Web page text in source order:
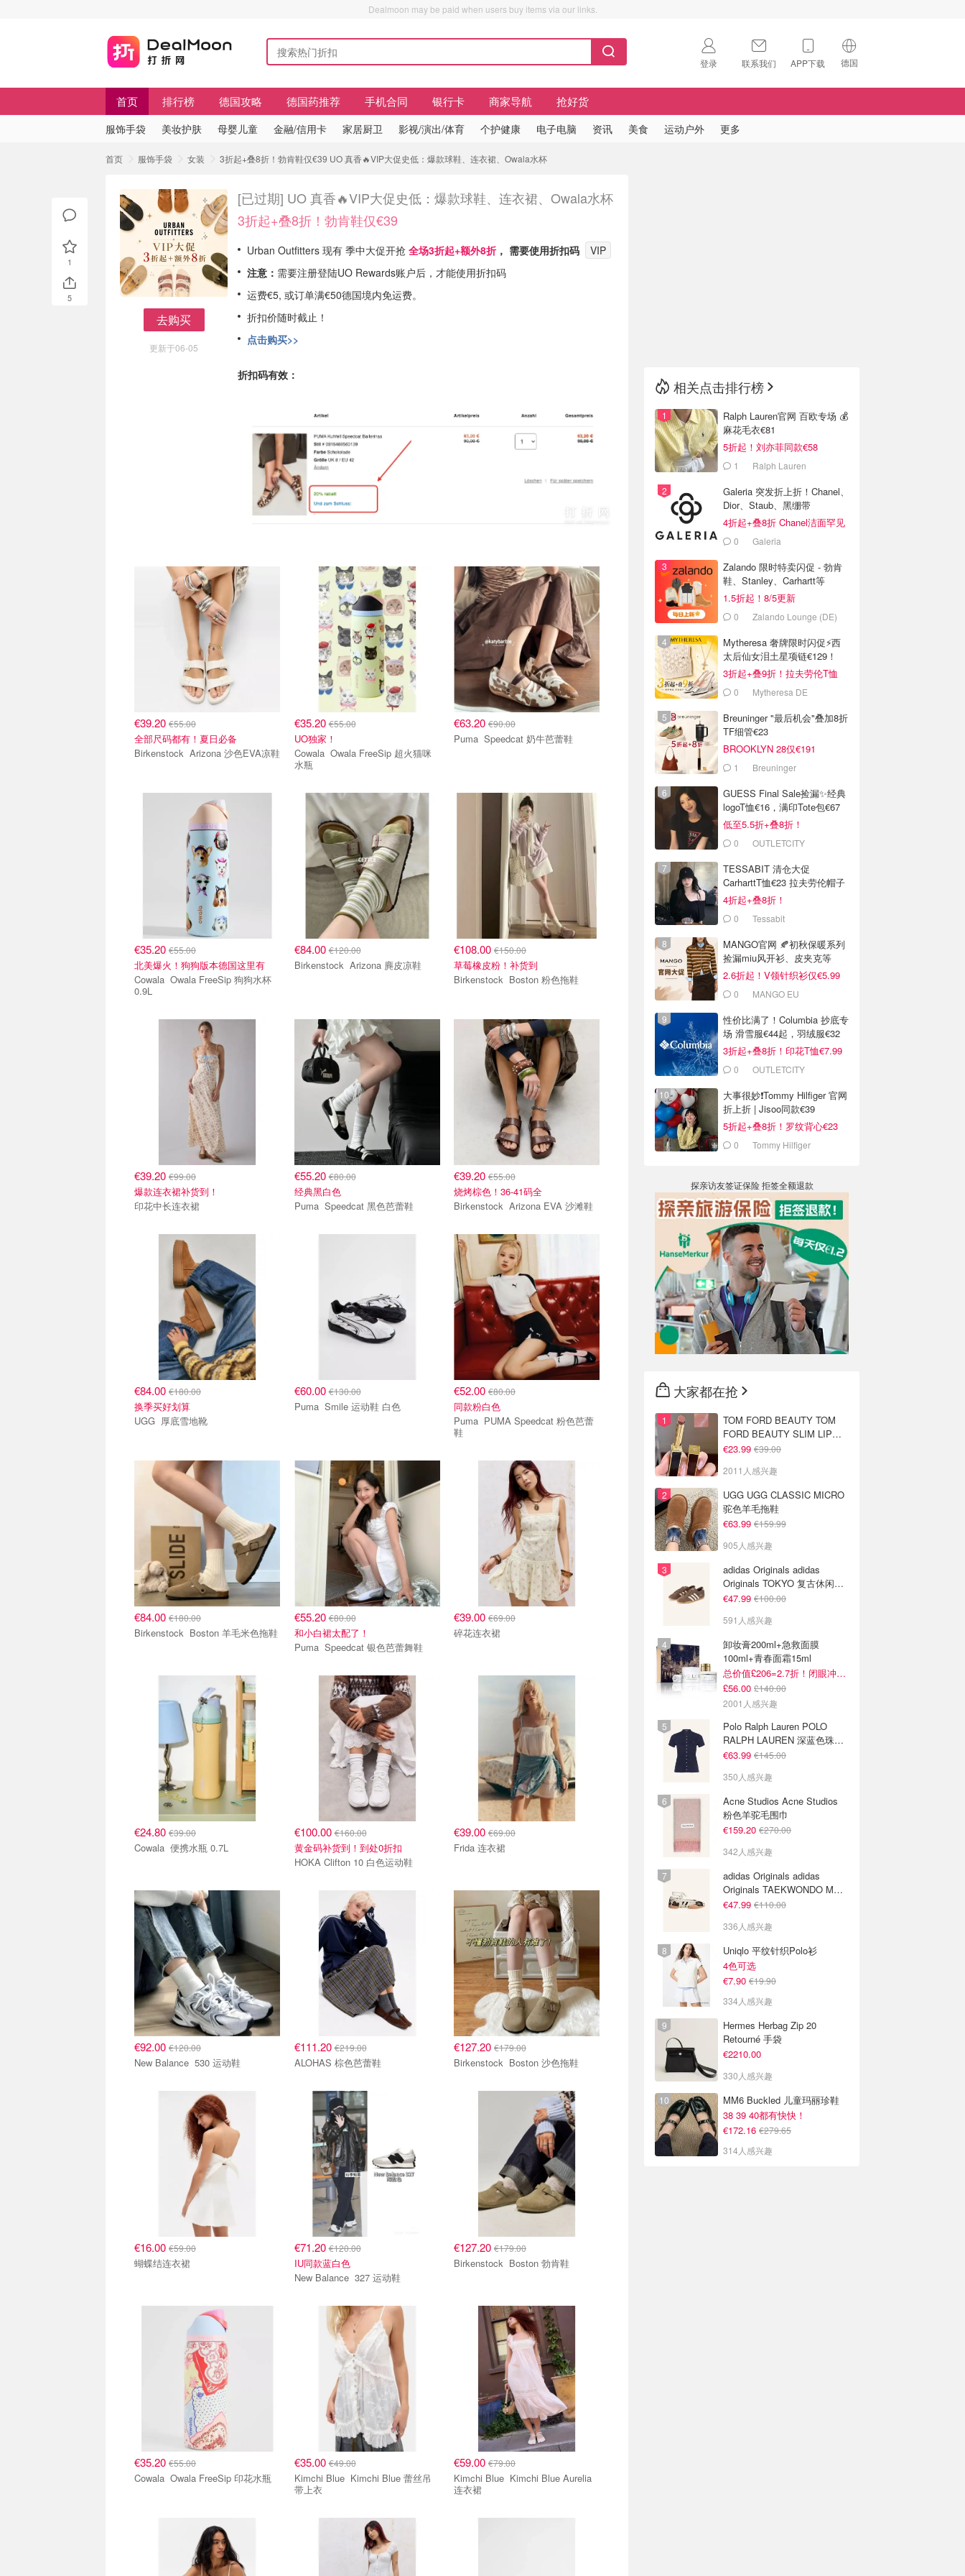
Dealmoon may be paid when users buy items via our links.
登录 联系我们 APP下载 德国
🇺🇸
首页 排行榜 德国攻略 德国药推荐 手机合同 银行卡 商家导航 抢好货
服饰手袋 美妆护肤 母婴儿童 金融/信用卡 家居厨卫 影视/演出/体育 个护健康 电子电脑 资讯 美食 运动户外 更多
首页 服饰手袋 女装 3折起+叠8折！勃肯鞋仅€39 UO 真香🔥VIP大促史低：爆款球鞋、连衣裙、Owala水杯
去购买
更新于06-05
[已过期] UO 真香🔥VIP大促史低：爆款球鞋、连衣裙、Owala水杯
3折起+叠8折！勃肯鞋仅€39
Urban Outfitters 现有 季中大促开抢 全场3折起+额外8折 ， 需要使用折扣码
VIP
注意： 需要注册登陆UO Rewards账户后，才能使用折扣码
运费€5, 或订单满€50德国境内免运费。
折扣价随时截止！
点击购买>>
折扣码有效：
€39.20 €55.00
全部尺码都有！夏日必备
Birkenstock Arizona 沙色EVA凉鞋
€35.20€55.00
UO独家！
Cowala Owala FreeSip 超火猫咪
水瓶
€63.20 €90.00
Puma Speedcat 奶牛芭蕾鞋
€35.20 €55.00
北美爆火！狗狗版本德国这里有
Cowala Owala FreeSip 狗狗水杯
0.9L
€84.00€120.00
Birkenstock Arizona 麂皮凉鞋
€108.00 €150.00
草莓橡皮粉！补货到
Birkenstock Boston 粉色拖鞋
€39.20 €99.00
爆款连衣裙补货到！
印花中长连衣裙
€55.20€80.00
经典黑白色
Puma Speedcat 黑色芭蕾鞋
€39.20 €55.00
烧烤棕色！36-41码全
Birkenstock Arizona EVA 沙滩鞋
€84.00 €180.00
换季买好划算
UGG 厚底雪地靴
€60.00€130.00
Puma Smile 运动鞋 白色
€52.00 €80.00
同款粉白色
Puma PUMA Speedcat 粉色芭蕾
鞋
€84.00 €180.00
Birkenstock Boston 羊毛米色拖鞋
€55.20€80.00
和小白裙太配了！
Puma Speedcat 银色芭蕾舞鞋
€39.00 €69.00
碎花连衣裙
€24.80 €39.00
Cowala 便携水瓶 0.7L
€100.00€160.00
黄金码补货到！到处0折扣
HOKA Clifton 10 白色运动鞋
€39.00 €69.00
Frida 连衣裙
€92.00 €120.00
New Balance 530 运动鞋
€111.20€219.00
ALOHAS 棕色芭蕾鞋
€127.20 €179.00
Birkenstock Boston 沙色拖鞋
€16.00 €59.00
蝴蝶结连衣裙
€71.20€120.00
IU同款蓝白色
New Balance 327 运动鞋
€127.20 €179.00
Birkenstock Boston 勃肯鞋
€35.20 €55.00
Cowala Owala FreeSip 印花水瓶
€35.00€49.00
Kimchi Blue Kimchi Blue 蕾丝吊
带上衣
€59.00 €79.00
Kimchi Blue Kimchi Blue Aurelia
连衣裙
1
5
相关点击排行榜
Ralph Lauren官网 百欧专场 💰
麻花毛衣€81
5折起！刘亦菲同款€58
1 Ralph Lauren
Galeria 突发折上折！Chanel、
Dior、Staub、黑绷带
4折起+叠8折 Chanel洁面罕见
€430 Galeria
Zalando 限时特卖闪促 - 勃肯
鞋、Stanley、Carhartt等
1.5折起！8/5更新
0 Zalando Lounge (DE)
Mytheresa 奢牌限时闪促⚡️西
太后仙女泪土星项链€129！
3折起+叠9折！拉夫劳伦T恤
€64！
0 Mytheresa DE
Breuninger "最后机会"叠加8折
TF细管€23
BROOKLYN 28仅€191
1 Breuninger
GUESS Final Sale捡漏✨经典
logoT恤€16，满印Tote包€67
低至5.5折+叠8折！
0
OUTLETCITY
TESSABIT 清仓大促
CarharttT恤€23 拉夫劳伦帽子
€38
4折起+叠8折！
0 Tessabit
MANGO官网 🍂初秋保暖系列
捡漏miu风开衫、皮夹克等
2.6折起！V领针织衫仅€5.99
0 MANGO EU
性价比满了！Columbia 抄底专
场 滑雪服€44起，羽绒服€32
3折起+叠8折！印花T恤€7.99
0
OUTLETCITY
大事很妙❗️Tommy Hilfiger 官网
折上折 | Jisoo同款€39
5折起+叠8折！罗纹背心€23
0 Tommy Hilfiger
探亲访友签证保险 拒签全额退款
大家都在抢
TOM FORD BEAUTY TOM
FORD BEAUTY SLIM LIP
COLOR SHINE 口红 open
€23.99 €39.00
2011人感兴趣
UGG UGG CLASSIC MICRO
驼色羊毛拖鞋
€63.99 €159.99
905人感兴趣
adidas Originals adidas
Originals TOKYO 复古休闲鞋
深棕色
€47.99 €100.00
591人感兴趣
卸妆膏200ml+急救面膜
100ml+青春面霜15ml
总价值£206=2.7折！闭眼冲这套！
£56.00 £140.00
2001人感兴趣
Polo Ralph Lauren POLO
RALPH LAUREN 深蓝色珠地
布 Polo衫
€63.99 €145.00
350人感兴趣
Acne Studios Acne Studios
粉色羊驼毛围巾
€159.20 €270.00
342人感兴趣
adidas Originals adidas
Originals TAEKWONDO MEI
芭蕾鞋 棕色米色
€47.99 €110.00
336人感兴趣
Uniqlo 平纹针织Polo衫
4色可选
€7.90 €19.90
334人感兴趣
Hermes Herbag Zip 20
Retourné 手袋
€2210.00
330人感兴趣
MM6 Buckled 儿童玛丽珍鞋
38 39 40都有快快！
€172.16 €279.65
314人感兴趣